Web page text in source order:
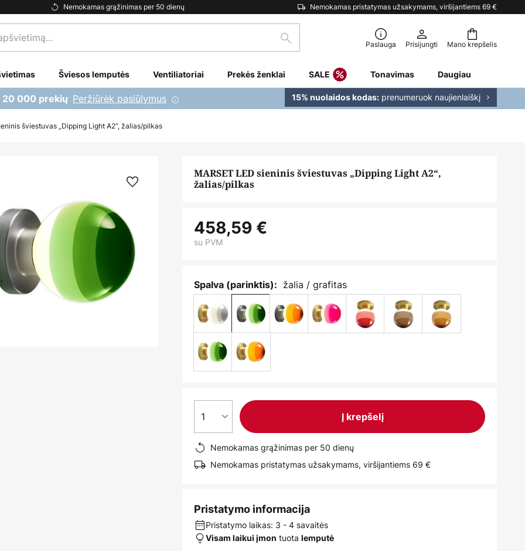
Nemokamas grąžinimas per 50 dienų Nemokamas pristatymas užsakymams, viršijantiems 69 €
Mano krepšelis
Paieška Paslauga Prisijungti
Šviesos lemputės Ventiliatoriai Prekės ženklai SALE Tonavimas Daugiau
20 000 prekių Peržiūrėk pasiūlymus 15% nuolaidos kodas: prenumeruok naujienlaiškį
šviestuvas „Dipping Light A2“, žalias/pilkas
MARSET LED sieninis šviestuvas „Dipping Light A2“,
žalias/pilkas
458,59 €
su PVM
Spalva (parinktis): žalia / grafitas
1 Į krepšelį
Nemokamas grąžinimas per 50 dienų
Nemokamas pristatymas užsakymams, viršijantiems 69 €
Pristatymo informacija
Pristatymo laikas: 3 - 4 savaitės
Visam laikui įmon tuotalemputė